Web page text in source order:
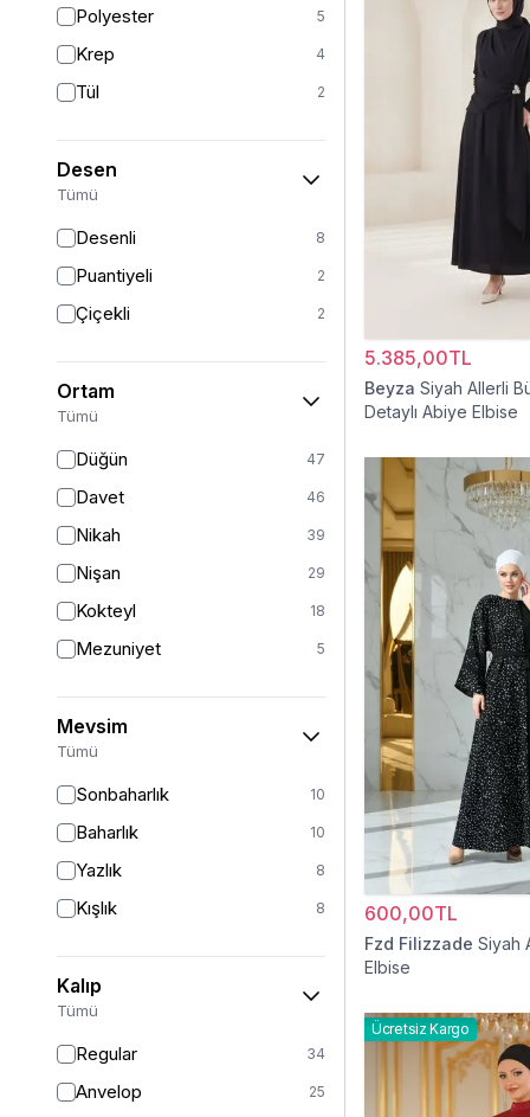
Polyester 5
Krep 4
Tül 2
Desen
Tümü
Desenli 8
Puantiyeli 2
Çiçekli 2
Ortam
Tümü
Düğün 47
Davet 46
Nikah 39
Nişan 29
Kokteyl 18
Mezuniyet 5
Mevsim
Tümü
Sonbaharlık 10
Baharlık 10
Yazlık 8
Kışlık 8
Kalıp
Tümü
Regular 34
Anvelop 25
5.385,00TL
Beyza Siyah Allerli
Detaylı Abiye Elbise
600,00TL
Fzd Filizzade Siyah
Elbise
Ücretsiz Kargo